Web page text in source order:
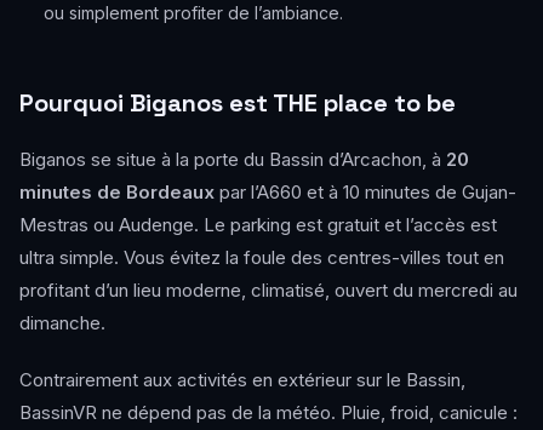
ou simplement profiter de l’ambiance.
Pourquoi Biganos est THE place to be
Biganos se situe à la porte du Bassin d’Arcachon, à 20
minutes de Bordeaux par l’A660 et à 10 minutes de Gujan-
Mestras ou Audenge. Le parking est gratuit et l’accès est
ultra simple. Vous évitez la foule des centres-villes tout en
profitant d’un lieu moderne, climatisé, ouvert du mercredi au
dimanche.
Contrairement aux activités en extérieur sur le Bassin,
BassinVR ne dépend pas de la météo. Pluie, froid, canicule :